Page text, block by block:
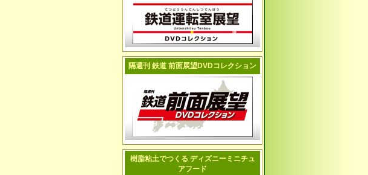
隔週刊 鉄道 前面展望DVDコレクション
樹脂粘土でつくる ディズニーミニチュ
アフード